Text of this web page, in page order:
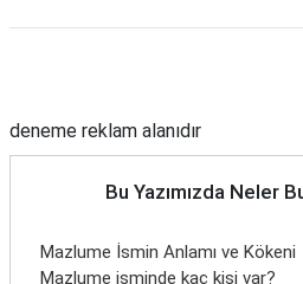
deneme reklam alanıdır
Bu Yazımızda Neler
Mazlume İsmin Anlamı ve Kökeni
Mazlume isminde kaç kişi var?